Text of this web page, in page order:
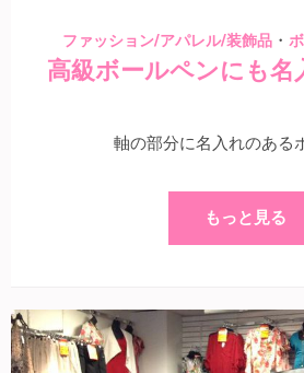
ファッション/アパレル/装飾品 ・
高級ボールペンにも名
軸の部分に名入れのある
もっと見る